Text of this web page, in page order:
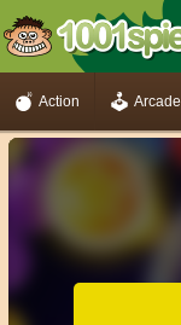
Action Arcade